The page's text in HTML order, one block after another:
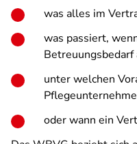
was alles im
was passiert,
Betreuungsbedarf
unter welchen
oder wann ein